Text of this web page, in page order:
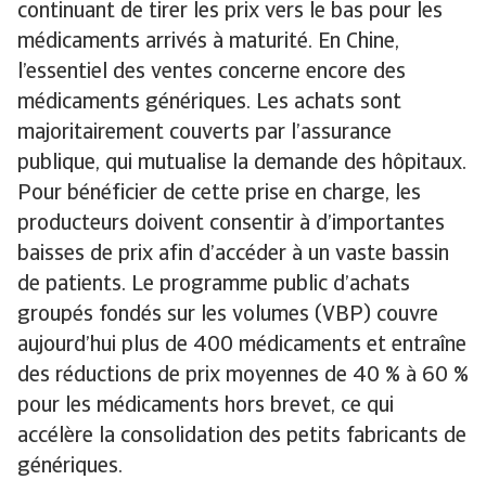
continuant de tirer les prix vers le bas pour les
médicaments arrivés à maturité. En Chine,
l’essentiel des ventes concerne encore des
médicaments génériques. Les achats sont
majoritairement couverts par l’assurance
publique, qui mutualise la demande des hôpitaux.
Pour bénéficier de cette prise en charge, les
producteurs doivent consentir à d’importantes
baisses de prix afin d’accéder à un vaste bassin
de patients. Le programme public d’achats
groupés fondés sur les volumes (VBP) couvre
aujourd’hui plus de 400 médicaments et entraîne
des réductions de prix moyennes de 40 % à 60 %
pour les médicaments hors brevet, ce qui
accélère la consolidation des petits fabricants de
génériques.